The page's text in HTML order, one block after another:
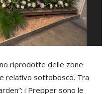
riprodotte delle zone
relativo sottobosco. Tra
i Prepper sono le